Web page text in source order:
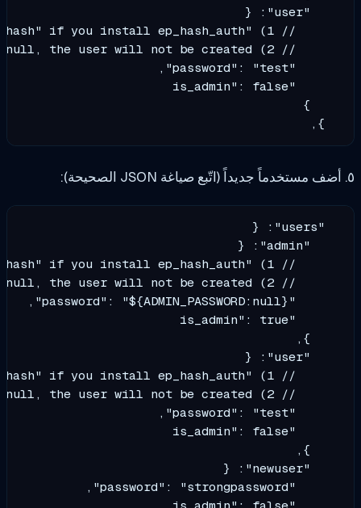
"user": {
"users": {
"user": {